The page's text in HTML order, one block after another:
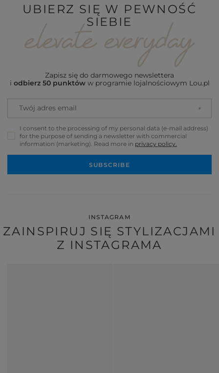
UBIERZ SIĘ W PEWNOŚĆ
SIEBIE
Zapisz się do darmowego newslettera
i odbierz 50 punktóww programie lojalnościowym Lou.pl
Twój adres email
I consent to the processing of my personal data (e-mail address)
for the purpose of sending a newsletter with commercial
information (marketing). Read more in privacy policy.
SUBSCRIBE
INSTAGRAM
ZAINSPIRUJ SIĘ STYLIZACJAMI
Z INSTAGRAMA